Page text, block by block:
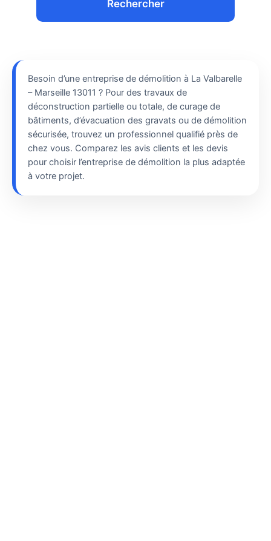
Rechercher
Besoin d’une entreprise de démolition à La Valbarelle
– Marseille 13011 ? Pour des travaux de
déconstruction partielle ou totale, de curage de
bâtiments, d’évacuation des gravats ou de démolition
sécurisée, trouvez un professionnel qualifié près de
chez vous. Comparez les avis clients et les devis
pour choisir l’entreprise de démolition la plus adaptée
à votre projet.